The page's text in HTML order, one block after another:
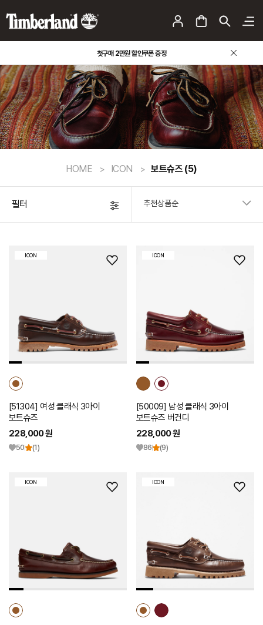
첫구매 2만원 할인쿠폰 증정
HOME ICON 보트슈즈 (5)
필터
위
추
가
ICON
[51304] 여성 클래식 3아이
보트슈즈
228,000 원
50 (1)
위
추
가
ICON
[50009] 남성 클래식 3아이
보트슈즈 버건디
228,000 원
86 (9)
위
추
가
ICON
위
추
가
ICON